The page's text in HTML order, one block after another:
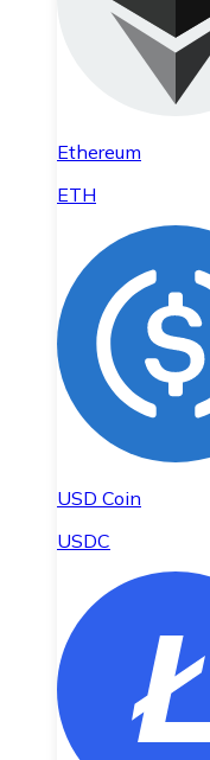
Ethereum
ETH
USD Coin
USDC